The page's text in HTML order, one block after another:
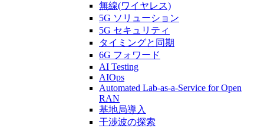
無線(ワイヤレス)
5G ソリューション
5G セキュリティ
タイミングと同期
6G フォワード
AI Testing
AIOps
Automated Lab-as-a-Service for Open
RAN
基地局導入
干渉波の探索